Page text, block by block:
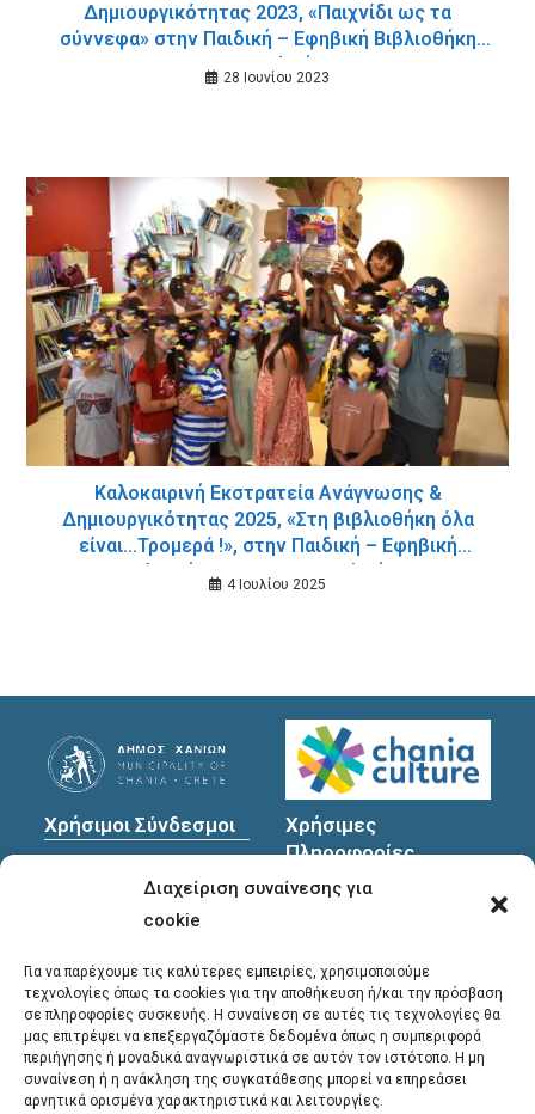
Διαχείριση συναίνεσης για
cookie
Για να παρέχουμε τις καλύτερες εμπειρίες, χρησιμοποιούμε
τεχνολογίες όπως τα cookies για την αποθήκευση ή/και την πρόσβαση
σε πληροφορίες συσκευής. Η συναίνεση σε αυτές τις τεχνολογίες θα
μας επιτρέψει να επεξεργαζόμαστε δεδομένα όπως η συμπεριφορά
περιήγησης ή μοναδικά αναγνωριστικά σε αυτόν τον ιστότοπο. Η μη
συναίνεση ή η ανάκληση της συγκατάθεσης μπορεί να επηρεάσει
αρνητικά ορισμένα χαρακτηριστικά και λειτουργίες.
Δημιουργικότητας 2023, «Παιχνίδι ως τα
σύννεφα» στην Παιδική – Εφηβική Βιβλιοθήκη
Δημοτικού Κήπου
28 Ιουνίου 2023
Καλοκαιρινή Εκστρατεία Ανάγνωσης &
Δημιουργικότητας 2025, «Στη βιβλιοθήκη όλα
είναι…Τρομερά !», στην Παιδική – Εφηβική
Βιβλιοθήκη του Δημοτικού Κήπου
4 Ιουλίου 2025
Χρήσιμοι Σύνδεσμοι
Προσωπικών
Χρήσιμες
Πληροφορίες
Διεύθυνση
Χανιά, 731 35
Τηλέφωνα
επικοινωνίας:
28213 41661
28213